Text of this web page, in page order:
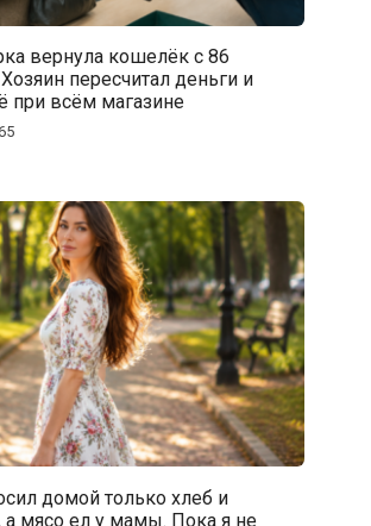
вернула кошелёк с 86
пересчитал деньги и
при всём магазине
домой только хлеб и
мясо ел у мамы. Пока я не